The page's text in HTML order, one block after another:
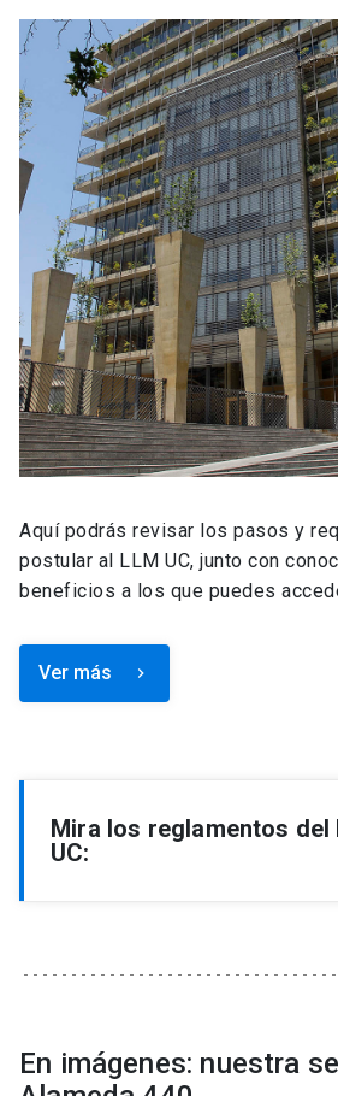
Aquí podrás revisar los pasos y
postular al LLM UC, junto con
beneficios a los que puedes
Ver más keyboard_arrow_right
Mira los reglamentos del
UC:
Reglamento de Becas y
de Magíster en Derecho, LLM
En imágenes: nuestra